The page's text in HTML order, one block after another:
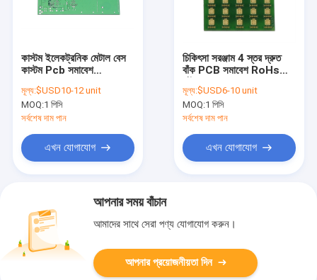
কাস্টম ইলেকট্রনিক মেটাল বেস
কাস্টম Pcb সমাবেশ
মূল্য:$USD10-12 unit
MOQ:1 পিসি
সর্বশেষ দাম পান
এখন যোগাযোগ
চিকিৎসা সরঞ্জাম 4 স্তর দ্রুত
বাঁক PCB সমাবেশ RoHs
মূল্য:$USD6-10 unit
MOQ:1 পিসি
সর্বশেষ দাম পান
এখন যোগাযোগ
আপনার সময় বাঁচান
আমাদের সাথে সেরা পণ্য যোগাযোগ করুন।
আপনার প্রয়োজনীয়তা দিন